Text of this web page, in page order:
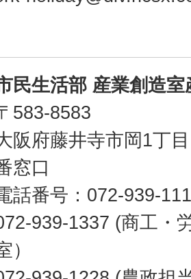
民生活部 産業創造室
583-8583
阪府藤井寺市岡1丁
窓口
話番号：072-939-
939-1337 (商工・
）